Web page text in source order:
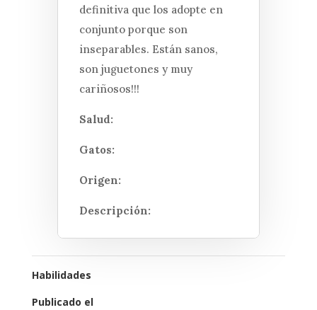
definitiva que los adopte en
conjunto porque son
inseparables. Están sanos,
son juguetones y muy
cariñosos!!!
Salud:
Gatos:
Origen:
Descripción:
Habilidades
Publicado el